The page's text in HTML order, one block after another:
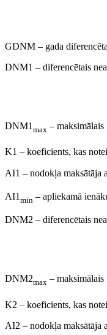
GDNM – gada
DNM1 – diferencētais
DNM1 max –
K1 – koeficients, kas
AI1 – nodokļa maksātāja
AI1 min – apliekamā
DNM2 – diferencētais
DNM2max –
K2 – koeficients, kas
AI2 – nodokļa maksātāja